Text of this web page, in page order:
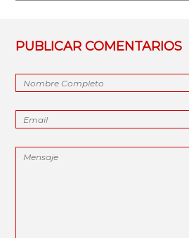
PUBLICAR COMENTARIOS